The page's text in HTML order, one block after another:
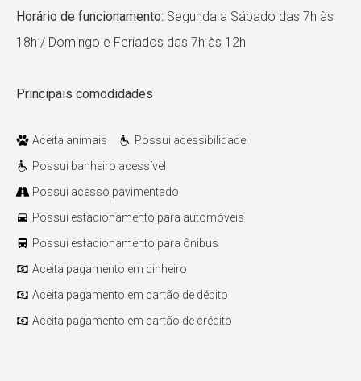
Horário de funcionamento: Segunda a Sábado das 7h às
18h / Domingo e Feriados das 7h às 12h
Principais comodidades
Aceita animais
Possui acessibilidade
Possui banheiro acessível
Possui acesso pavimentado
Possui estacionamento para automóveis
Possui estacionamento para ônibus
Aceita pagamento em dinheiro
Aceita pagamento em cartão de débito
Aceita pagamento em cartão de crédito